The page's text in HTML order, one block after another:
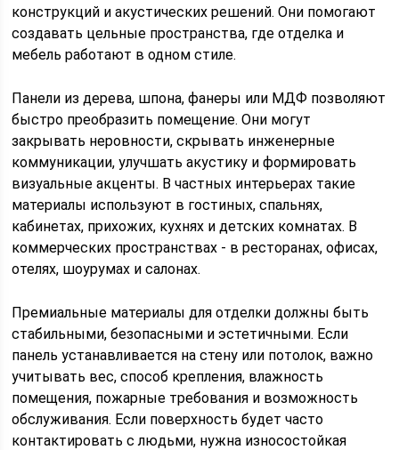
конструкций и акустических решений. Они помогают
создавать цельные пространства, где отделка и
мебель работают в одном стиле.
Панели из дерева, шпона, фанеры или МДФ позволяют
быстро преобразить помещение. Они могут
закрывать неровности, скрывать инженерные
коммуникации, улучшать акустику и формировать
визуальные акценты. В частных интерьерах такие
материалы используют в гостиных, спальнях,
кабинетах, прихожих, кухнях и детских комнатах. В
коммерческих пространствах - в ресторанах, офисах,
отелях, шоурумах и салонах.
Премиальные материалы для отделки должны быть
стабильными, безопасными и эстетичными. Если
панель устанавливается на стену или потолок, важно
учитывать вес, способ крепления, влажность
помещения, пожарные требования и возможность
обслуживания. Если поверхность будет часто
контактировать с людьми, нужна износостойкая